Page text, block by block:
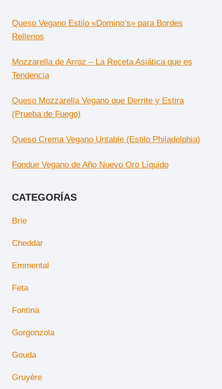
Queso Vegano Estilo «Domino’s» para Bordes
Rellenos
Mozzarella de Arroz – La Receta Asiática que es
Tendencia
Queso Mozzarella Vegano que Derrite y Estira
(Prueba de Fuego)
Queso Crema Vegano Untable (Estilo Philadelphia)
Fondue Vegano de Año Nuevo Oro Líquido
CATEGORÍAS
Brie
Cheddar
Emmental
Feta
Fontina
Gorgonzola
Gouda
Gruyère